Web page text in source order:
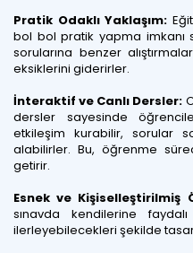
Pratik Odaklı Yaklaşım:
bol bol pratik yapma imkanı
sorularına benzer
eksiklerini giderirler.
İnteraktif ve Canlı Dersler:
dersler sayesinde
etkileşim kurabilir, sorular
alabilirler. Bu, öğrenme
getirir.
Esnek ve Kişiselleştirilmiş
sınavda kendilerine
ilerleyebilecekleri şekilde